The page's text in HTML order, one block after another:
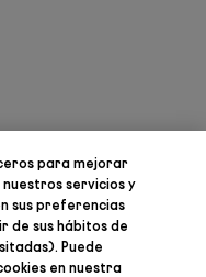
paramejorar
servicios y
sus preferencias
de sus hábitos de
Puede
en nuestra